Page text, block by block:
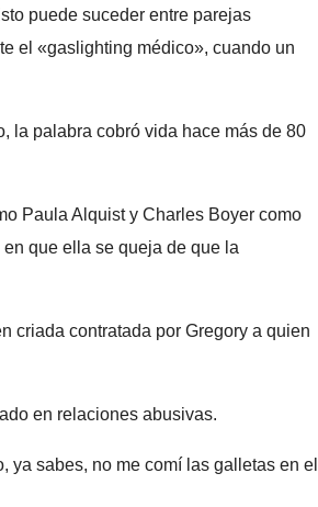
puede suceder entre parejas
el «gaslighting médico», cuando un
la palabra cobró vida hace más de 80
Paula Alquist y Charles Boyer como
que ella se queja de que la
criada contratada por Gregory a quien
en relaciones abusivas.
sabes, no me comí las galletas en el